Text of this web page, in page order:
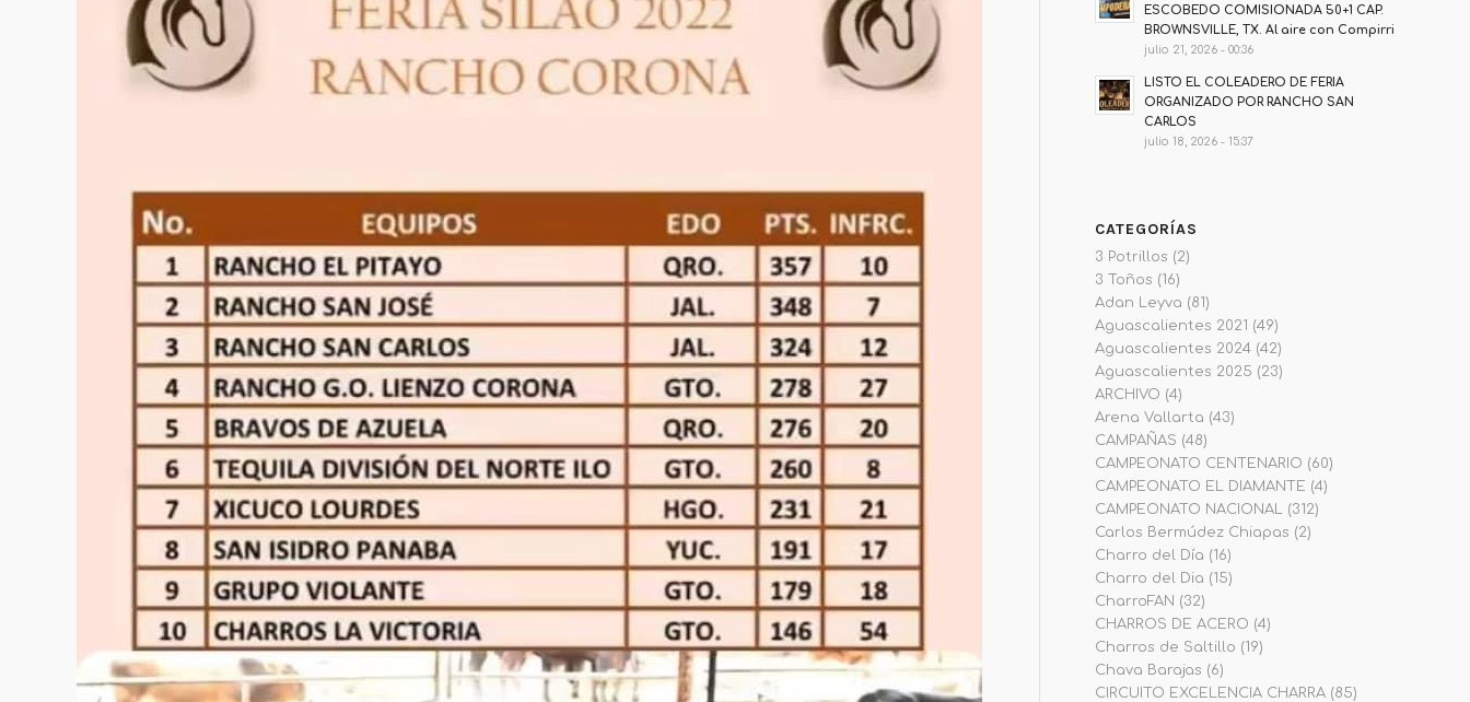
ESCOBEDO COMISIONADA 50+1 CAP.
BROWNSVILLE, TX. Al aire con Compirri
julio 21, 2026 - 00:36
LISTO EL COLEADERO DE FERIA
ORGANIZADO POR RANCHO SAN
CARLOS
julio 18, 2026 - 15:37
CATEGORÍAS
3 Potrillos (2)
3 Toños (16)
Adan Leyva (81)
Aguascalientes 2021 (49)
Aguascalientes 2024 (42)
Aguascalientes 2025 (23)
ARCHIVO (4)
Arena Vallarta (43)
CAMPAÑAS (48)
CAMPEONATO CENTENARIO (60)
CAMPEONATO EL DIAMANTE (4)
CAMPEONATO NACIONAL
(312)
Carlos Bermúdez Chiapas (2)
Charro del Día (16)
Charro del Dia (15)
CharroFAN (32)
CHARROS DE ACERO (4)
Charros de Saltillo (19)
Chava Barajas (6)
CIRCUITO EXCELENCIA CHARRA (85)